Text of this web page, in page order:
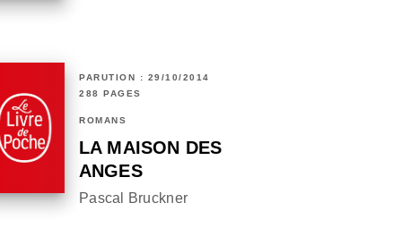
PARUTION : 29/10/2014
288 PAGES
ROMANS
LA MAISON DES
ANGES
Pascal Bruckner